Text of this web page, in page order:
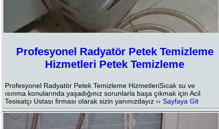
Profesyonel Radyatör Petek Temizleme
Hizmetleri Petek Temizleme
Profesyonel Radyatör Petek Temizleme HizmetleriSıcak su ve
ısınma konularında yaşadığınız sorunlarla başa çıkmak için Acil
Tesisatçı Ustası firması olarak sizin yanınızdayız ››Sayfaya Git